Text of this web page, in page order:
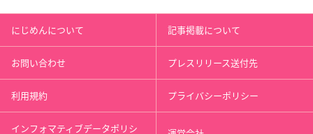
にじめんについて 記事掲載について
お問い合わせ プレスリリース送付先
利用規約 プライバシーポリシー
インフォマティブデータポリシ